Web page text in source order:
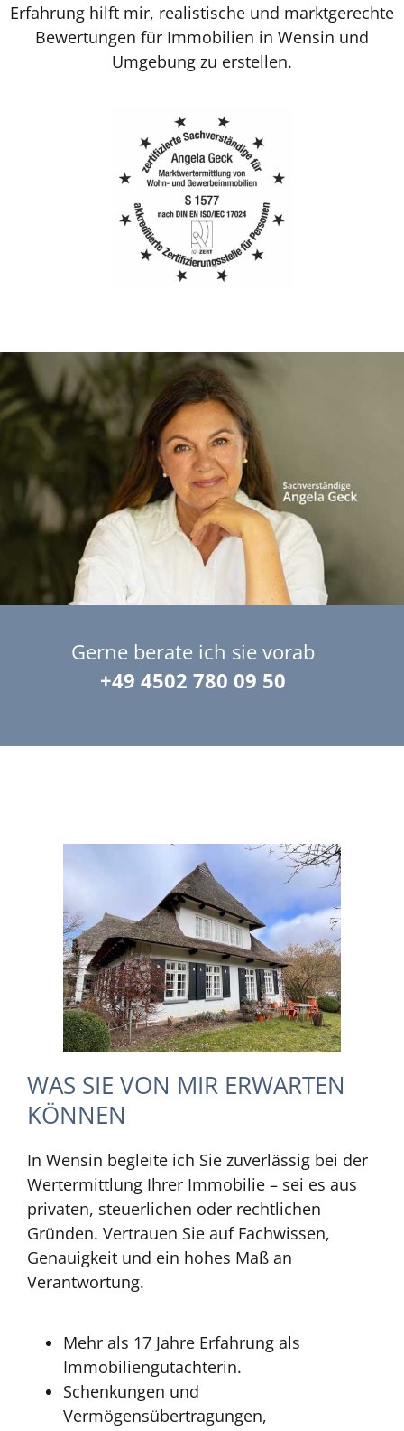
Erfahrung hilft mir, realistische und marktgerechte
Bewertungen für Immobilien in Wensin und
Umgebung zu erstellen.
Gerne berate ich sie vorab
+49 4502 780 09 50
WAS SIE VON MIR ERWARTEN
KÖNNEN
In Wensin begleite ich Sie zuverlässig bei der
Wertermittlung Ihrer Immobilie – sei es aus
privaten, steuerlichen oder rechtlichen
Gründen. Vertrauen Sie auf Fachwissen,
Genauigkeit und ein hohes Maß an
Verantwortung.
Mehr als 17 Jahre Erfahrung als
Immobiliengutachterin.
Schenkungen und
Vermögensübertragungen,